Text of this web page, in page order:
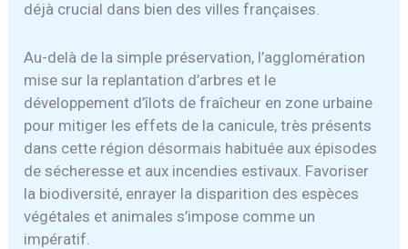
déjà crucial dans bien des villes françaises.
Au-delà de la simple préservation, l’agglomération
mise sur la replantation d’arbres et le
développement d’îlots de fraîcheur en zone urbaine
pour mitiger les effets de la canicule, très présents
dans cette région désormais habituée aux épisodes
de sécheresse et aux incendies estivaux. Favoriser
la biodiversité, enrayer la disparition des espèces
végétales et animales s’impose comme un
impératif.